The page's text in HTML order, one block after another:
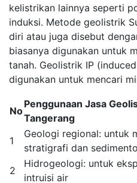
kelistrikan lainnya seperti
induksi. Metode geolistrik
diri atau juga disebut
biasanya digunakan untuk
tanah. Geolistrik IP
digunakan untuk mencari
No
Penggunaan Jasa
Tangerang
1
Geologi regional: untuk
stratigrafi dan
2
Hidrogeologi: untuk
intruisi air